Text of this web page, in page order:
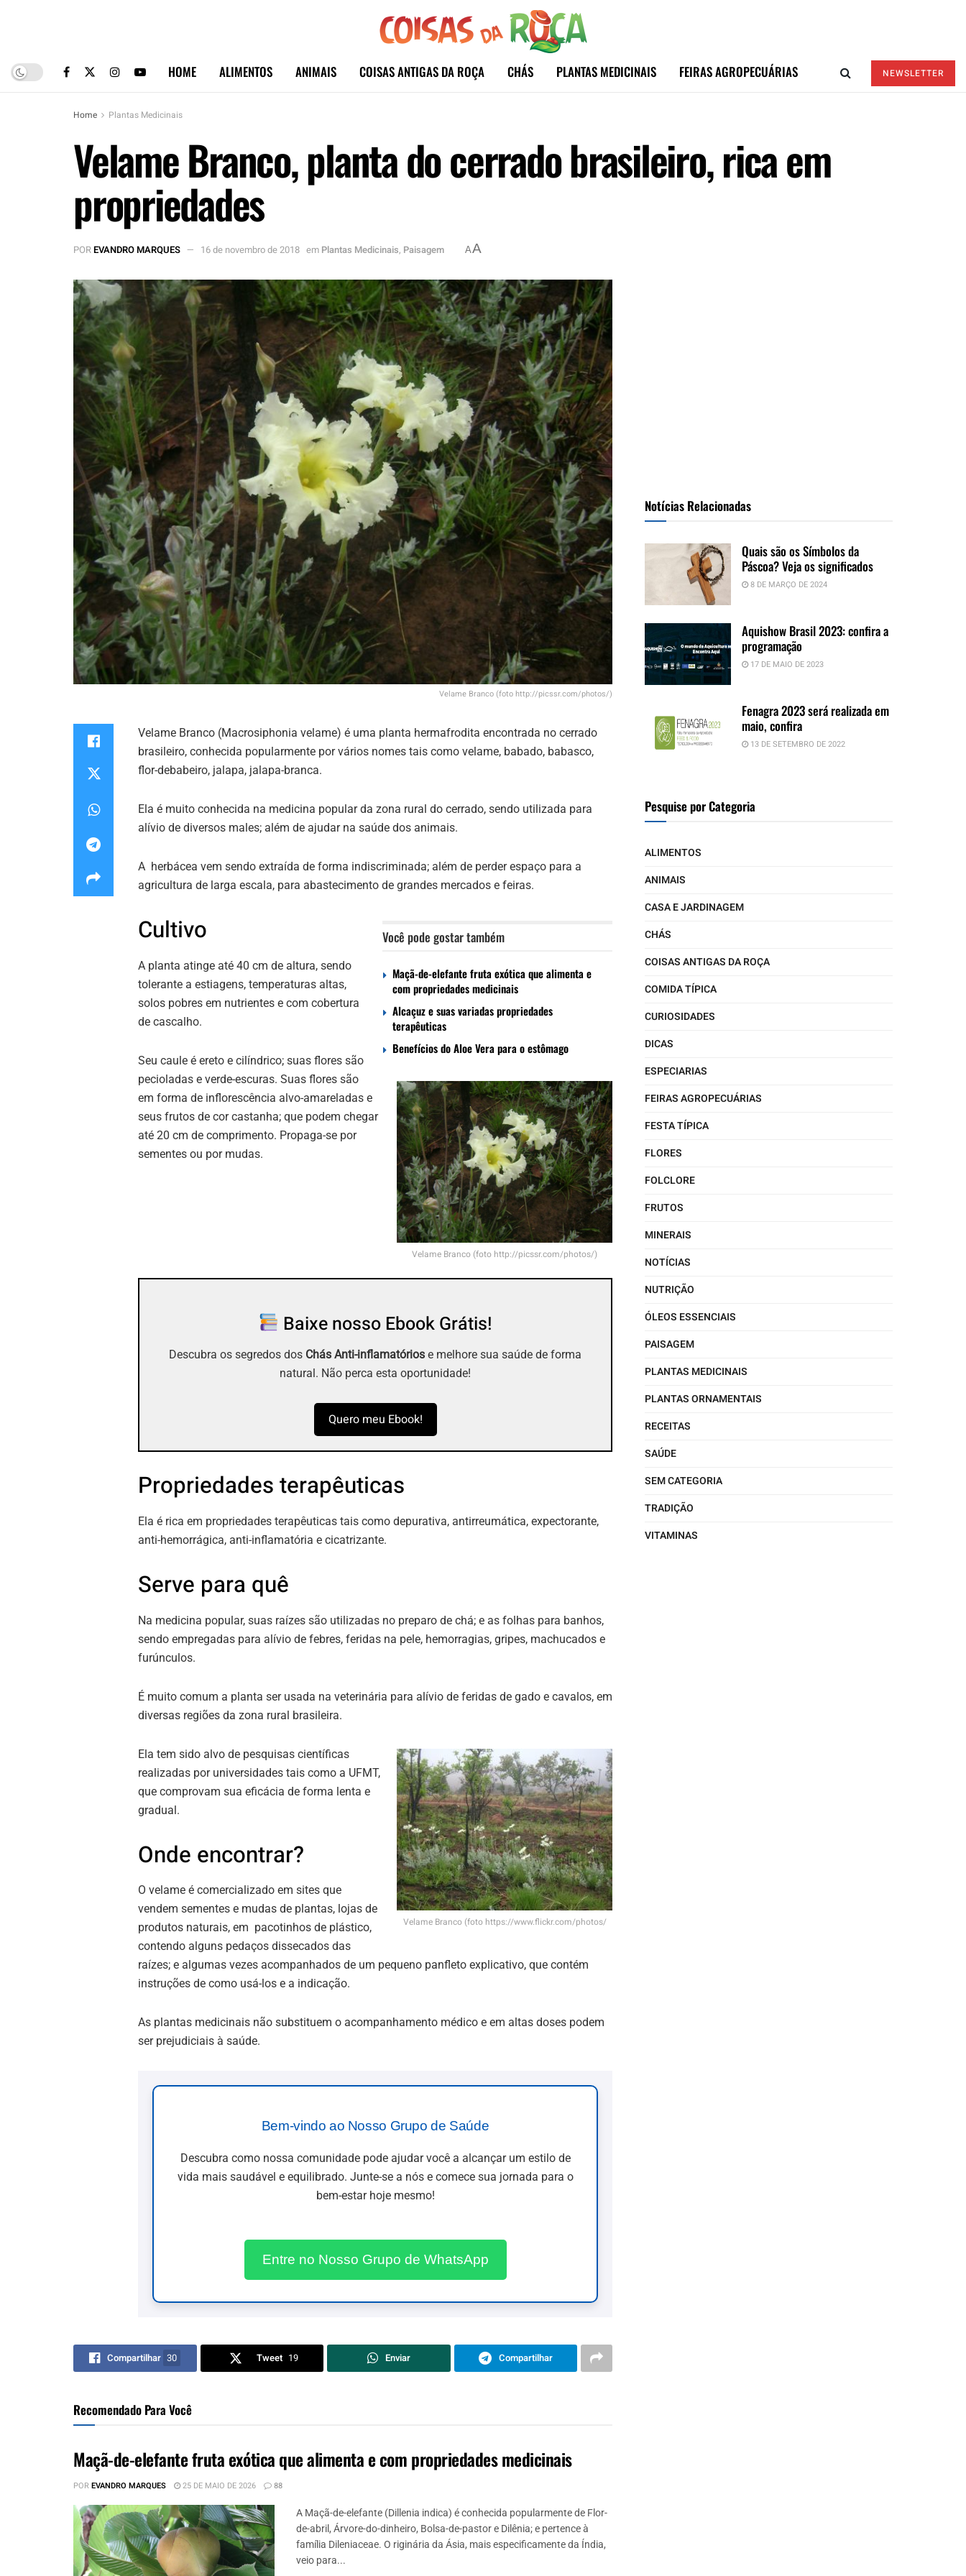
HOME ALIMENTOS ANIMAIS COISAS ANTIGAS DA ROÇA CHÁS PLANTAS MEDICINAIS FEIRAS AGROPECUÁRIAS NEWSLETTER
Home Plantas Medicinais
Velame Branco, planta do cerrado brasileiro, rica em
propriedades
POREVANDRO MARQUES 16 de novembro de 2018 em Plantas Medicinais, Paisagem AA
Velame Branco (foto http://picssr.com/photos/)
Velame Branco (Macrosiphonia velame) é uma planta hermafrodita encontrada no cerrado
brasileiro, conhecida popularmente por vários nomes tais como velame, babado, babasco,
flor-debabeiro, jalapa, jalapa-branca.
Ela é muito conhecida na medicina popular da zona rural do cerrado, sendo utilizada para
alívio de diversos males; além de ajudar na saúde dos animais.
A herbácea vem sendo extraída de forma indiscriminada; além de perder espaço para a
agricultura de larga escala, para abastecimento de grandes mercados e feiras.
Você pode gostar também
Maçã-de-elefante fruta exótica que alimenta e
com propriedades medicinais
Alcaçuz e suas variadas propriedades
terapêuticas
Benefícios do Aloe Vera para o estômago
Cultivo
A planta atinge até 40 cm de altura, sendo
tolerante a estiagens, temperaturas altas,
solos pobres em nutrientes e com cobertura
de cascalho.
Velame Branco (foto http://picssr.com/photos/)
Seu caule é ereto e cilíndrico; suas flores são
pecioladas e verde-escuras. Suas flores são
em forma de inflorescência alvo-amareladas e
seus frutos de cor castanha; que podem chegar
até 20 cm de comprimento. Propaga-se por
sementes ou por mudas.
Baixe nosso Ebook Grátis!
Descubra os segredos dos Chás Anti-inflamatórios e melhore sua saúde de forma
natural. Não perca esta oportunidade!
Quero meu Ebook!
Propriedades terapêuticas
Ela é rica em propriedades terapêuticas tais como depurativa, antirreumática, expectorante,
anti-hemorrágica, anti-inflamatória e cicatrizante.
Serve para quê
Na medicina popular, suas raízes são utilizadas no preparo de chá; e as folhas para banhos,
sendo empregadas para alívio de febres, feridas na pele, hemorragias, gripes, machucados e
furúnculos.
É muito comum a planta ser usada na veterinária para alívio de feridas de gado e cavalos, em
diversas regiões da zona rural brasileira.
Velame Branco (foto https://www.flickr.com/photos/
Ela tem sido alvo de pesquisas científicas
realizadas por universidades tais como a UFMT,
que comprovam sua eficácia de forma lenta e
gradual.
Onde encontrar?
O velame é comercializado em sites que
vendem sementes e mudas de plantas, lojas de
produtos naturais, em pacotinhos de plástico,
contendo alguns pedaços dissecados das
raízes; e algumas vezes acompanhados de um pequeno panfleto explicativo, que contém
instruções de como usá-los e a indicação.
As plantas medicinais não substituem o acompanhamento médico e em altas doses podem
ser prejudiciais à saúde.
Bem-vindo ao Nosso Grupo de Saúde
Descubra como nossa comunidade pode ajudar você a alcançar um estilo de
vida mais saudável e equilibrado. Junte-se a nós e comece sua jornada para o
bem-estar hoje mesmo!
Entre no Nosso Grupo de WhatsApp
Compartilhar 30 Tweet 19 Enviar Compartilhar
Recomendado Para Você
Maçã-de-elefante fruta exótica que alimenta e com propriedades medicinais
POREVANDRO MARQUES 25 DE MAIO DE 2026 88
A Maçã-de-elefante (Dillenia indica) é conhecida popularmente de Flor-
de-abril, Árvore-do-dinheiro, Bolsa-de-pastor e Dilênia; e pertence à
família Dileniaceae. O riginária da Ásia, mais especificamente da Índia,
veio para...
Notícias Relacionadas
Quais são os Símbolos da
Páscoa? Veja os significados
8 DE MARÇO DE 2024
Aquishow Brasil 2023: confira a
programação
17 DE MAIO DE 2023
Fenagra 2023 será realizada em
maio, confira
13 DE SETEMBRO DE 2022
Pesquise por Categoria
ALIMENTOS
ANIMAIS
CASA E JARDINAGEM
CHÁS
COISAS ANTIGAS DA ROÇA
COMIDA TÍPICA
CURIOSIDADES
DICAS
ESPECIARIAS
FEIRAS AGROPECUÁRIAS
FESTA TÍPICA
FLORES
FOLCLORE
FRUTOS
MINERAIS
NOTÍCIAS
NUTRIÇÃO
ÓLEOS ESSENCIAIS
PAISAGEM
PLANTAS MEDICINAIS
PLANTAS ORNAMENTAIS
RECEITAS
SAÚDE
SEM CATEGORIA
TRADIÇÃO
VITAMINAS